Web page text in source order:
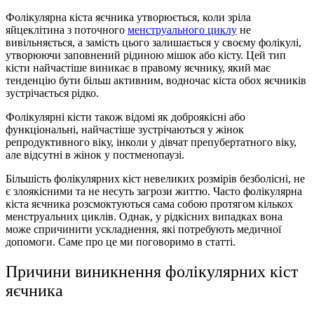
Фолікулярна кіста яєчника утворюється, коли зріла
яйцеклітина з поточного менструального циклу не
вивільняється, а замість цього залишається у своєму фолікулі,
утворюючи заповнений рідиною мішок або кісту. Цей тип
кісти найчастіше виникає в правому яєчнику, який має
тенденцію бути більш активним, водночас кіста обох яєчників
зустрічається рідко.
Фолікулярні кісти також відомі як доброякісні або
функціональні, найчастіше зустрічаються у жінок
репродуктивного віку, інколи у дівчат препубертатного віку,
але відсутні в жінок у постменопаузі.
Більшість фолікулярних кіст невеликих розмірів безболісні, не
є злоякісними та не несуть загрози життю. Часто фолікулярна
кіста яєчника розсмоктуються сама собою протягом кількох
менструальних циклів. Однак, у рідкісних випадках вона
може спричинити ускладнення, які потребують медичної
допомоги. Саме про це ми поговоримо в статті.
Причини виникнення фолікулярних кіст
яєчника